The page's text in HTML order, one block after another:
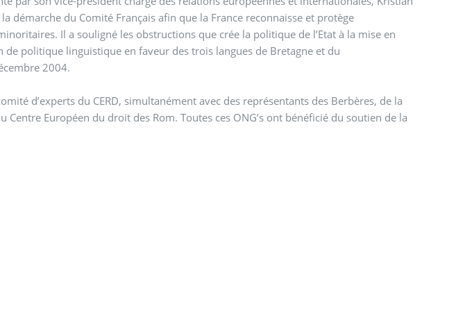
démarche du Comité Français afin que la France reconnaisse et protège
Il a souligné les obstructions que crée la politique de l’Etat à la mise en
politique linguistique en faveur des trois langues de Bretagne et du
2004.
d’experts du CERD, simultanément avec des représentants des Berbères, de la
Centre Européen du droit des Rom. Toutes ces ONG’s ont bénéficié du soutien de la